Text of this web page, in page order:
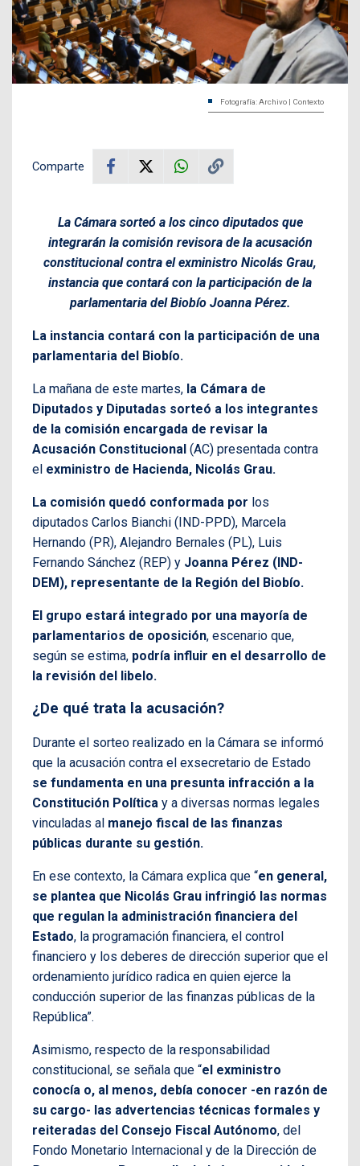
Fotografía: Archivo | Contexto
Comparte
La Cámara sorteó a los cinco diputados que
integrarán la comisión revisora de la acusación
constitucional contra el exministro Nicolás Grau,
instancia que contará con la participación de la
parlamentaria del Biobío Joanna Pérez.
La instancia contará con la participación de una
parlamentaria del Biobío.
La mañana de este martes, la Cámara de
Diputados y Diputadas sorteó a los integrantes
de la comisión encargada de revisar la
Acusación Constitucional (AC) presentada contra
el exministro de Hacienda, Nicolás Grau.
La comisión quedó conformada por los
diputados Carlos Bianchi (IND-PPD), Marcela
Hernando (PR), Alejandro Bernales (PL), Luis
Fernando Sánchez (REP) y Joanna Pérez (IND-
DEM), representante de la Región del Biobío.
El grupo estará integrado por una mayoría de
parlamentarios de oposición, escenario que,
según se estima, podría influir en el desarrollo de
la revisión del libelo.
¿De qué trata la acusación?
Durante el sorteo realizado en la Cámara se informó
que la acusación contra el exsecretario de Estado
se fundamenta en una presunta infracción a la
Constitución Política y a diversas normas legales
vinculadas al manejo fiscal de las finanzas
públicas durante su gestión.
En ese contexto, la Cámara explica que “en general,
se plantea que Nicolás Grau infringió las normas
que regulan la administración financiera del
Estado, la programación financiera, el control
financiero y los deberes de dirección superior que el
ordenamiento jurídico radica en quien ejerce la
conducción superior de las finanzas públicas de la
República”.
Asimismo, respecto de la responsabilidad
constitucional, se señala que “el exministro
conocía o, al menos, debía conocer -en razón de
su cargo- las advertencias técnicas formales y
reiteradas del Consejo Fiscal Autónomo, del
Fondo Monetario Internacional y de la Dirección de